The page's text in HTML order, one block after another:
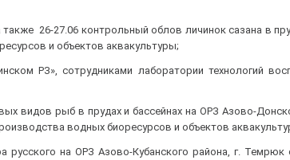
26-27.06 контрольный облов личинок сазана в
и объектов аквакультуры;
РЗ», сотрудниками лаборатории технологий
видов рыб в прудах и бассейнах на ОРЗ Азово-
водных биоресурсов и объектов
на ОРЗ Азово-Кубанского района, г. Темрюк